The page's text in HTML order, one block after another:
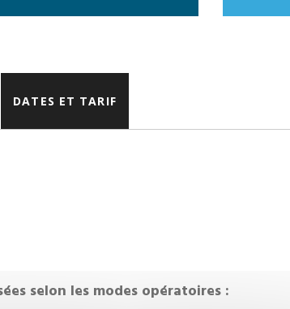
DATES ET TARIF
selon les modes opératoires :